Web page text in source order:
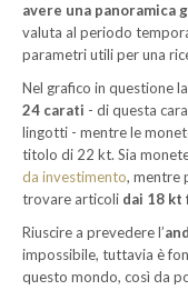
avere una panoramica
valuta al periodo
parametri utili per una
Nel grafico in questione
24 carati - di questa
lingotti - mentre le
titolo di 22 kt. Sia
da investimento, mentre
trovare articoli dai 18 kt
Riuscire a prevedere l’
impossibile, tuttavia è
questo mondo, così da